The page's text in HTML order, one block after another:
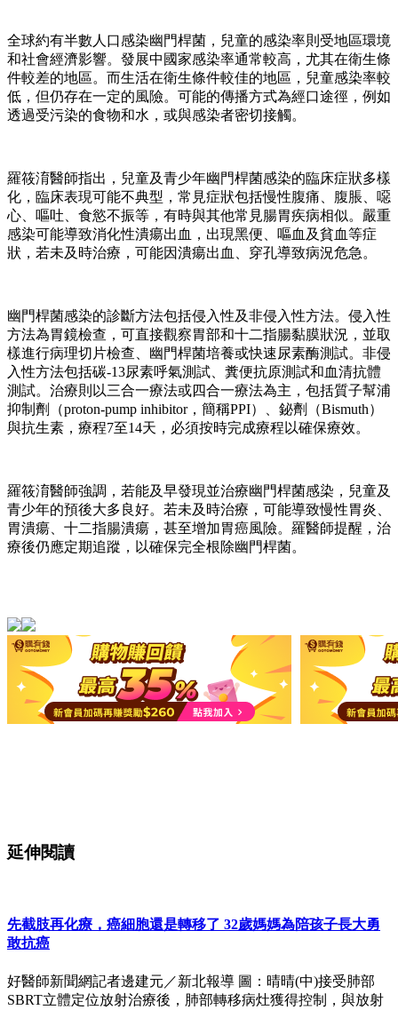
全球約有半數人口感染幽門桿菌，兒童的感染率則受地區環境
和社會經濟影響。發展中國家感染率通常較高，尤其在衛生條
件較差的地區。而生活在衛生條件較佳的地區，兒童感染率較
低，但仍存在一定的風險。可能的傳播方式為經口途徑，例如
透過受污染的食物和水，或與感染者密切接觸。
羅筱淯醫師指出，兒童及青少年幽門桿菌感染的臨床症狀多樣
化，臨床表現可能不典型，常見症狀包括慢性腹痛、腹脹、噁
心、嘔吐、食慾不振等，有時與其他常見腸胃疾病相似。嚴重
感染可能導致消化性潰瘍出血，出現黑便、嘔血及貧血等症
狀，若未及時治療，可能因潰瘍出血、穿孔導致病況危急。
幽門桿菌感染的診斷方法包括侵入性及非侵入性方法。侵入性
方法為胃鏡檢查，可直接觀察胃部和十二指腸黏膜狀況，並取
樣進行病理切片檢查、幽門桿菌培養或快速尿素酶測試。非侵
入性方法包括碳-13尿素呼氣測試、糞便抗原測試和血清抗體
測試。治療則以三合一療法或四合一療法為主，包括質子幫浦
抑制劑（proton-pump inhibitor，簡稱PPI）、鉍劑（Bismuth）
與抗生素，療程7至14天，必須按時完成療程以確保療效。
羅筱淯醫師強調，若能及早發現並治療幽門桿菌感染，兒童及
青少年的預後大多良好。若未及時治療，可能導致慢性胃炎、
胃潰瘍、十二指腸潰瘍，甚至增加胃癌風險。羅醫師提醒，治
療後仍應定期追蹤，以確保完全根除幽門桿菌。
延伸閱讀
先截肢再化療，癌細胞還是轉移了 32歲媽媽為陪孩子長大勇
敢抗癌
好醫師新聞網記者邊建元／新北報導 圖：晴晴(中)接受肺部
SBRT立體定位放射治療後，肺部轉移病灶獲得控制，與放射